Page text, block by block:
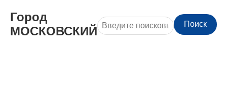
Город
МОСКОВСКИЙ
Поиск